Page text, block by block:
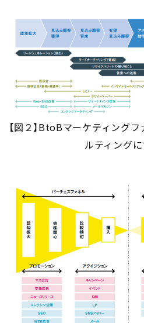
【図２】BtoBマーケティング
ルティングに